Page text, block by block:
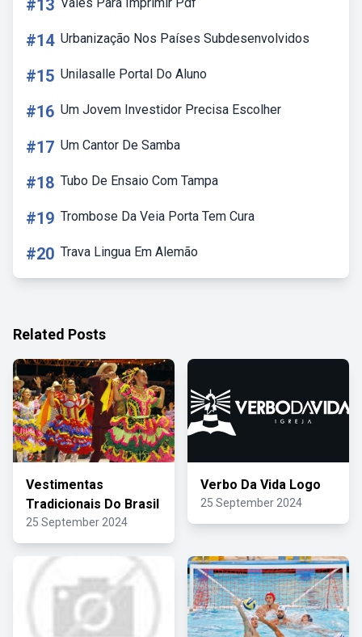
#13
#14 Urbanização Nos Países Subdesenvolvidos
#15 Unilasalle Portal Do Aluno
#16 Um Jovem Investidor Precisa Escolher
#17 Um Cantor De Samba
#18 Tubo De Ensaio Com Tampa
#19 Trombose Da Veia Porta Tem Cura
#20 Trava Lingua Em Alemão
Related Posts
Vestimentas
Tradicionais Do Brasil
25 September 2024
Verbo Da Vida Logo
25 September 2024